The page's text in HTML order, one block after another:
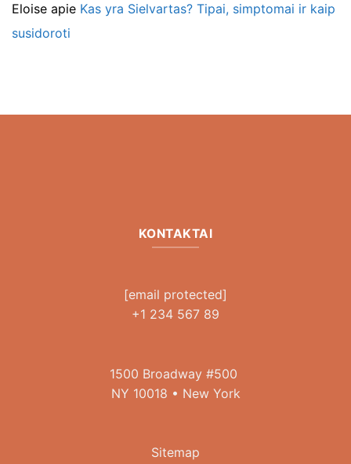
Eloise apie Kas yra Sielvartas? Tipai, simptomai ir kaip
susidoroti
KONTAKTAI
[email protected]
+1 234 567 89
1500 Broadway #500
NY 10018 • New York
Sitemap